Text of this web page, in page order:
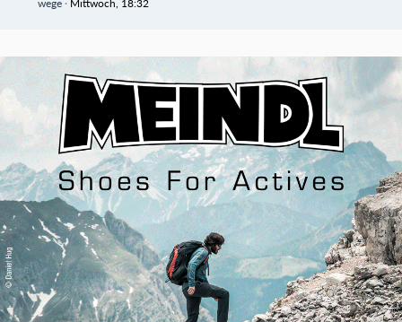
wege Mittwoch, 18:32